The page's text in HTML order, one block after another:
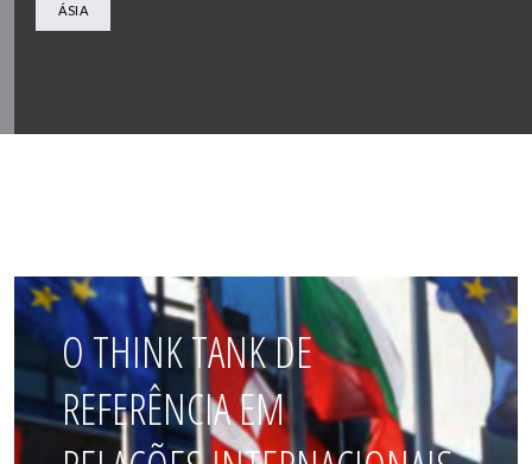
ÁSIA
O THINK TANK DE
REFERÊNCIA EM